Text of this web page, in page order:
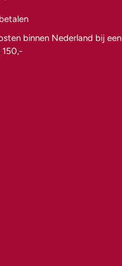
betalen
binnen Nederland bij een